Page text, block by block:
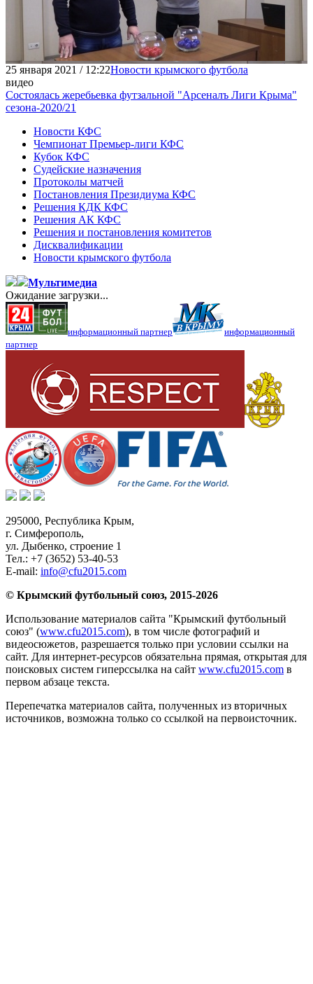
25 января 2021 / 12:22Новости крымского футбола
видео
Состоялась жеребьевка футзальной "Арсеналъ Лиги Крыма"
сезона-2020/21
Новости КФС
Чемпионат Премьер-лиги КФС
Кубок КФС
Судейские назначения
Протоколы матчей
Постановления Президиума КФС
Решения КДК КФС
Решения АК КФС
Решения и постановления комитетов
Дисквалификации
Новости крымского футбола
Мультимедиа
Ожидание загрузки...
информационный партнер
информационный
партнер
295000, Республика Крым,
г. Симферополь,
ул. Дыбенко, строение 1
Тел.: +7 (3652) 53-40-53
E-mail: info@cfu2015.com
© Крымский футбольный союз, 2015-2026
Использование материалов сайта "Крымский футбольный
союз" (www.cfu2015.com), в том числе фотографий и
видеосюжетов, разрешается только при условии ссылки на
сайт. Для интернет-ресурсов обязательна прямая, открытая для
поисковых систем гиперссылка на сайт www.cfu2015.com в
первом абзаце текста.
Перепечатка материалов сайта, полученных из вторичных
источников, возможна только со ссылкой на первоисточник.